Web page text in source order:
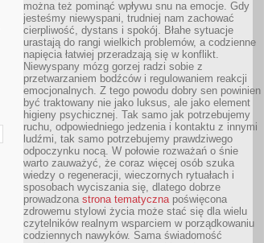
można też pominąć wpływu snu na emocje. Gdy
jesteśmy niewyspani, trudniej nam zachować
cierpliwość, dystans i spokój. Błahe sytuacje
urastają do rangi wielkich problemów, a codzienne
napięcia łatwiej przeradzają się w konflikt.
Niewyspany mózg gorzej radzi sobie z
przetwarzaniem bodźców i regulowaniem reakcji
emocjonalnych. Z tego powodu dobry sen powinien
być traktowany nie jako luksus, ale jako element
higieny psychicznej. Tak samo jak potrzebujemy
ruchu, odpowiedniego jedzenia i kontaktu z innymi
ludźmi, tak samo potrzebujemy prawdziwego
odpoczynku nocą. W połowie rozważań o śnie
warto zauważyć, że coraz więcej osób szuka
wiedzy o regeneracji, wieczornych rytuałach i
sposobach wyciszania się, dlatego dobrze
prowadzona strona tematycznapoświęcona
zdrowemu stylowi życia może stać się dla wielu
czytelników realnym wsparciem w porządkowaniu
codziennych nawyków. Sama świadomość